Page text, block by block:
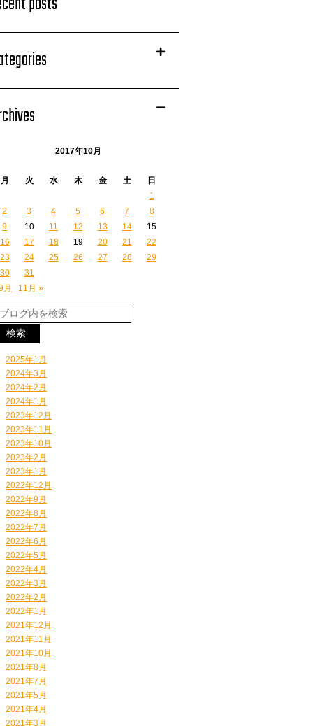
2017年10月
月 火 水 木 金 土
日
1
2
3 4 5 6 7
8
9
10 11 12 13 14
15
16
17 18 19 20 21
22
23
24 25 26 27 28
29
30
31
月
11月 »
2025年1月
2024年3月
2024年2月
2024年1月
2023年12月
2023年11月
2023年10月
2023年2月
2023年1月
2022年12月
2022年9月
2022年8月
2022年7月
2022年6月
2022年5月
2022年4月
2022年3月
2022年2月
2022年1月
2021年12月
2021年11月
2021年10月
2021年8月
2021年7月
2021年5月
2021年4月
2021年3月